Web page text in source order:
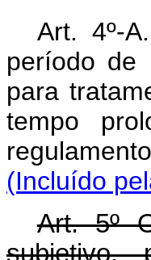
Art. 4º-
período de
para
tempo
(Incluído
Art. 5º
subjetivo,